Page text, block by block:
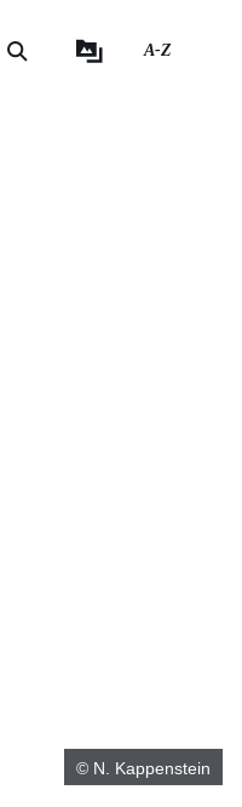
A-Z
© N. Kappenstein